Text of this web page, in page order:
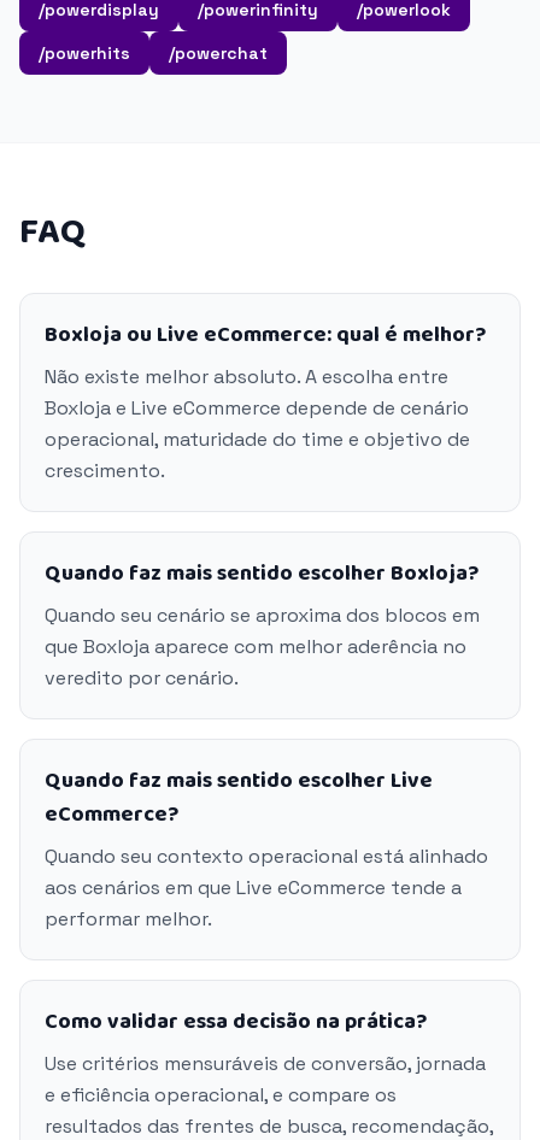
/powerdisplay /powerinfinity
/powerlook
/powerhits
/powerchat
FAQ
Boxloja ou Live eCommerce: qual é melhor?
Não existe melhor absoluto. A escolha entre
Boxloja e Live eCommerce depende de cenário
operacional, maturidade do time e objetivo de
crescimento.
Quando faz mais sentido escolher Boxloja?
Quando seu cenário se aproxima dos blocos em
que Boxloja aparece com melhor aderência no
veredito por cenário.
Quando faz mais sentido escolher Live
eCommerce?
Quando seu contexto operacional está alinhado
aos cenários em que Live eCommerce tende a
performar melhor.
Como validar essa decisão na prática?
Use critérios mensuráveis de conversão, jornada
e eficiência operacional, e compare os
resultados das frentes de busca, recomendação,